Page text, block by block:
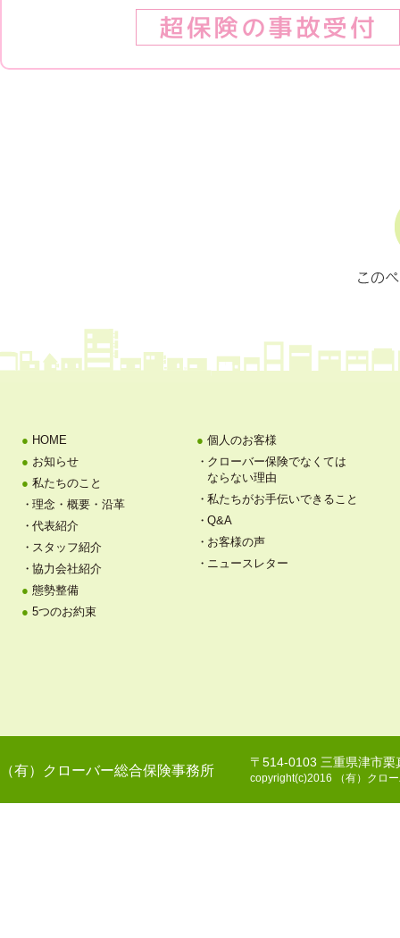
超保険の事故受付
HOME
お知らせ
私たちのこと
理念・概要・沿革
代表紹介
スタッフ紹介
協力会社紹介
態勢整備
5つのお約束
個人のお客様
クローバー保険でなくては
ならない理由
私たちがお手伝いできること
Q&A
お客様の声
ニュースレター
（有）クローバー総合保険事務所
〒514-0103 三重県津市
copyright(c)2016 （有）クロ